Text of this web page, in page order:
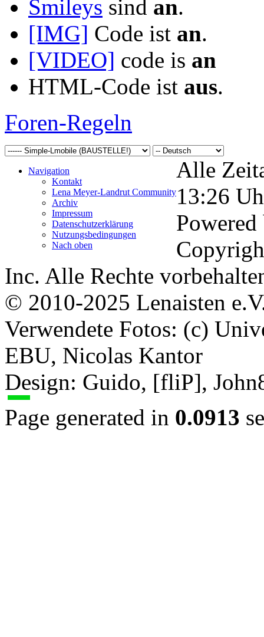
Smileys sind an.
[IMG] Code ist an.
[VIDEO] code is an
HTML-Code ist aus.
Foren-Regeln
Navigation
Kontakt
Lena Meyer-Landrut Community
Archiv
Impressum
Datenschutzerklärung
Nutzungsbedingungen
Nach oben
Alle
13:26
Inc. Alle Rechte
© 2010-2025 Lenaisten
Verwendete Fotos: (c)
EBU, Nicolas Kantor
Design: Guido, [fliP],
Page generated in 0.0913